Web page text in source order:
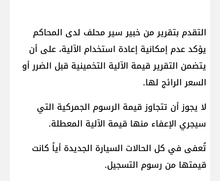
التقدم بتقرير من خبير سير محلف لدى المحاكم
يؤكد عدم إمكانية إعادة استخدام الآلية، على أن
يتضمن التقرير قيمة الآلية التخمينية قبل الضرر أو
السعر الرائج لها.
لا يجوز أن تتجاوز قيمة الرسوم الجمركية التي
سيجري الإعفاء منها قيمة الآلية المعطلة.
تُعفى في كل الحالات السيارة الجديدة أياً كانت
قيمتها من رسوم التسجيل.